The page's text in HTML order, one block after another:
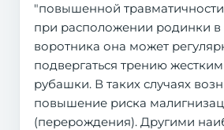
"повышенной
при расположении родинки в
воротника она может
подвергаться трению
рубашки. В таких случаях
повышение риска
(перерождения). Другими